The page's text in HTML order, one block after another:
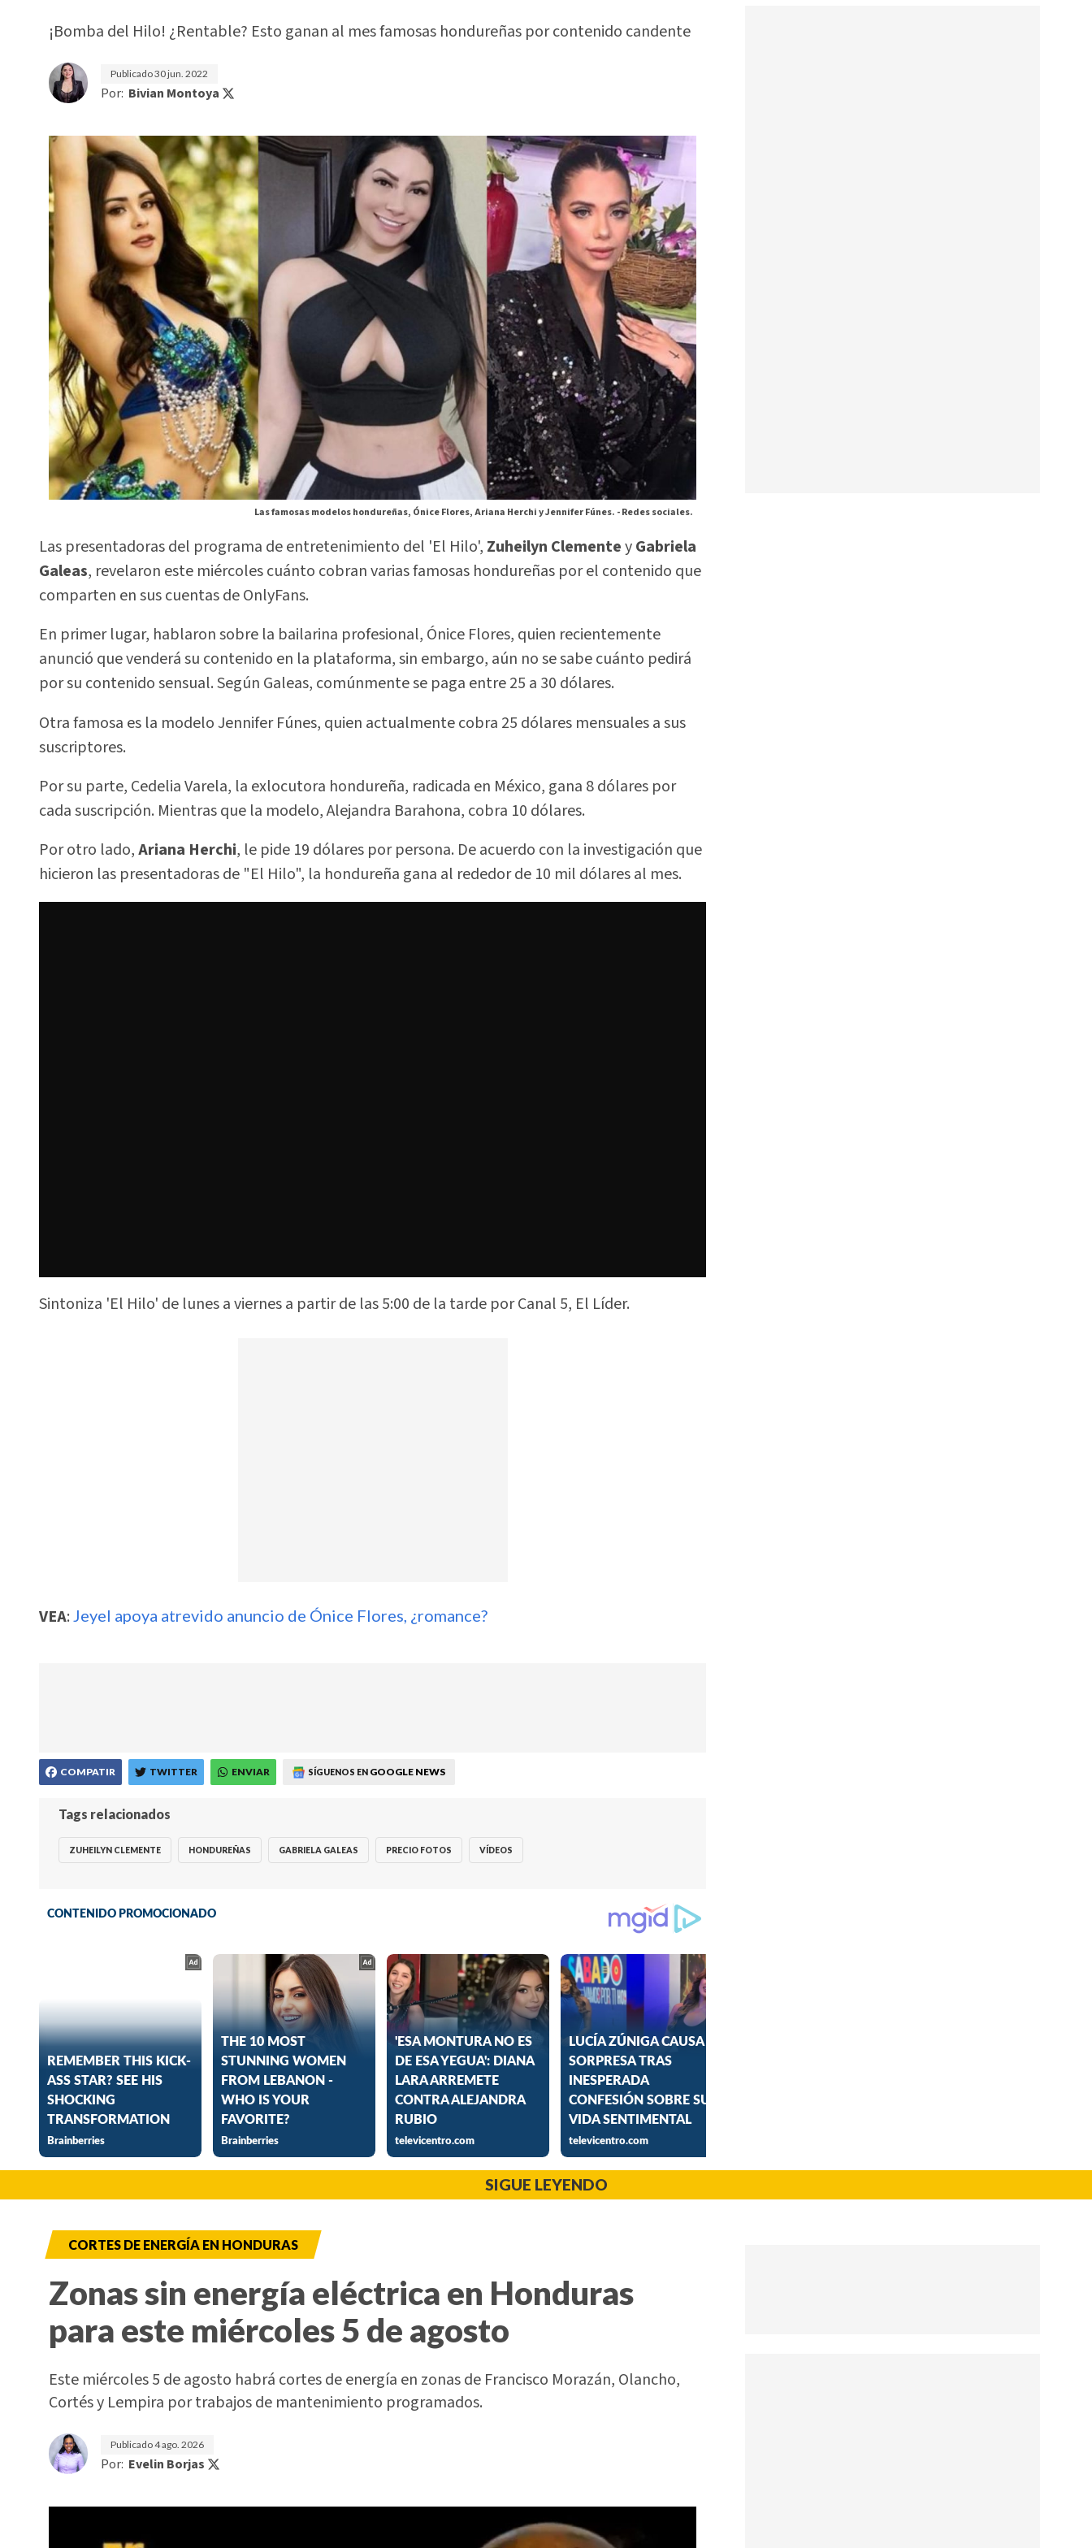
¡Bomba del Hilo! ¿Rentable? Esto ganan al mes famosas hondureñas por contenido candente
Publicado30 jun. 2022
Por: Bivian Montoya
Las famosas modelos hondureñas, Ónice Flores, Ariana Herchi y Jennifer Fúnes. -Redes sociales.
Las presentadoras del programa de entretenimiento del 'El Hilo', Zuheilyn ClementeyGabriela
Galeas, revelaron este miércoles cuánto cobran varias famosas hondureñas por el contenido que
comparten en sus cuentas de OnlyFans.
En primer lugar, hablaron sobre la bailarina profesional, Ónice Flores, quien recientemente
anunció que venderá su contenido en la plataforma, sin embargo, aún no se sabe cuánto pedirá
por su contenido sensual. Según Galeas, comúnmente se paga entre 25 a 30 dólares.
Otra famosa es la modelo Jennifer Fúnes, quien actualmente cobra 25 dólares mensuales a sus
suscriptores.
Por su parte, Cedelia Varela, la exlocutora hondureña, radicada en México, gana 8 dólares por
cada suscripción. Mientras que la modelo, Alejandra Barahona, cobra 10 dólares.
Por otro lado,Ariana Herchi, le pide 19 dólares por persona. De acuerdo con la investigación que
hicieron las presentadoras de "El Hilo", la hondureña gana al rededor de 10 mil dólares al mes.
Sintoniza 'El Hilo' de lunes a viernes a partir de las 5:00 de la tarde por Canal 5, El Líder.
VEA: Jeyel apoya atrevido anuncio de Ónice Flores, ¿romance?
COMPATIR TWITTER ENVIAR SÍGUENOS EN GOOGLE NEWS
Tags relacionados
ZUHEILYN CLEMENTE HONDUREÑAS GABRIELA GALEAS PRECIO FOTOS VÍDEOS
SIGUE LEYENDO
CORTES DE ENERGÍA EN HONDURAS
Zonas sin energía eléctrica en Honduras
para este miércoles 5 de agosto
Este miércoles 5 de agosto habrá cortes de energía en zonas de Francisco Morazán, Olancho,
Cortés y Lempira por trabajos de mantenimiento programados.
Publicado4 ago. 2026
Por: Evelin Borjas